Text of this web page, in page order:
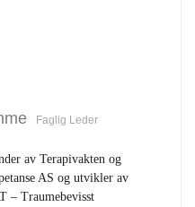
Faglig Leder
av Terapivakten og
AS og utvikler av
– Traumebevisst